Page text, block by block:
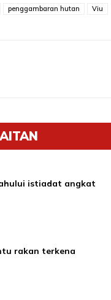
penggambaran hutan
Viu
istiadat angkat
rakan terkena